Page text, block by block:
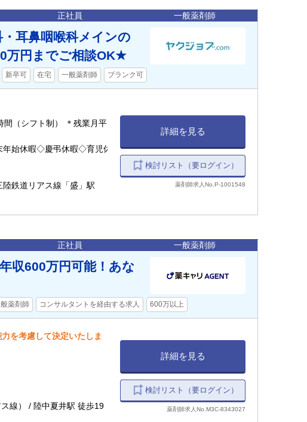
正社員 一般薬剤師
・耳鼻咽喉科メインの
万円までご相談OK★
新卒可 在宅 一般薬剤師 ブランク可
間（シフト制） ＊残業月平
年始休暇◇慶弔休暇◇育児休
陸鉄道リアス線「盛」駅
詳細を見る
検討リスト（要ログイン）
薬剤師求人No.P-1001548
正社員 一般薬剤師
収600万円可能！あな
薬剤師 コンサルタントを経由する求人 600万以上
を考慮して決定いたしま
線） / 陸中夏井駅 徒歩19
詳細を見る
検討リスト（要ログイン）
薬剤師求人No.M3C-8343027